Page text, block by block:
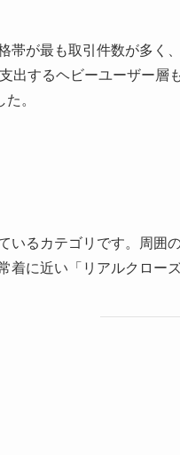
帯が最も取引件数が多く
出するヘビーユーザー
。
いるカテゴリです。周囲
着に近い「リアルクロー